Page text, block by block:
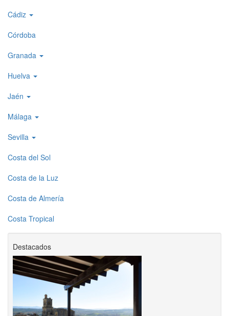
1
Cádiz
Córdoba
Granada
Huelva
Jaén
Málaga
Sevilla
Costa del Sol
Costa de la Luz
Costa de Almería
Costa Tropical
Destacados